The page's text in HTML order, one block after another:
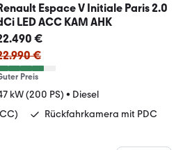
Espace V Initiale Paris 2.0
LED ACC KAM AHK
€
€
Preis
kW (200 PS) • Diesel
Rückfahrkamera mit PDC